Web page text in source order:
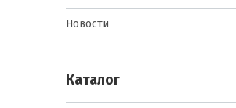
Новости
Каталог